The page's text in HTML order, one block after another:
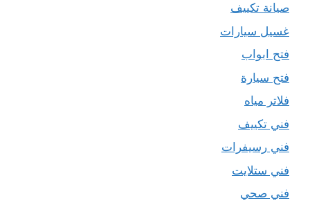
صيانة تكييف
غسيل سيارات
فتح ابواب
فتح سيارة
فلاتر مياه
فني تكييف
فني رسيفرات
فني ستلايت
فني صحي